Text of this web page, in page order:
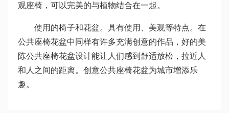
观座椅，可以完美的与植物结合在一起。
使用的椅子和花盆。具有使用、美观等特点。在
公共座椅花盆中同样有许多充满创意的作品，好的美
陈公共座椅花盆设计能让人们感到舒适放松，拉近人
和人之间的距离。创意公共座椅花盆为城市增添乐
趣。